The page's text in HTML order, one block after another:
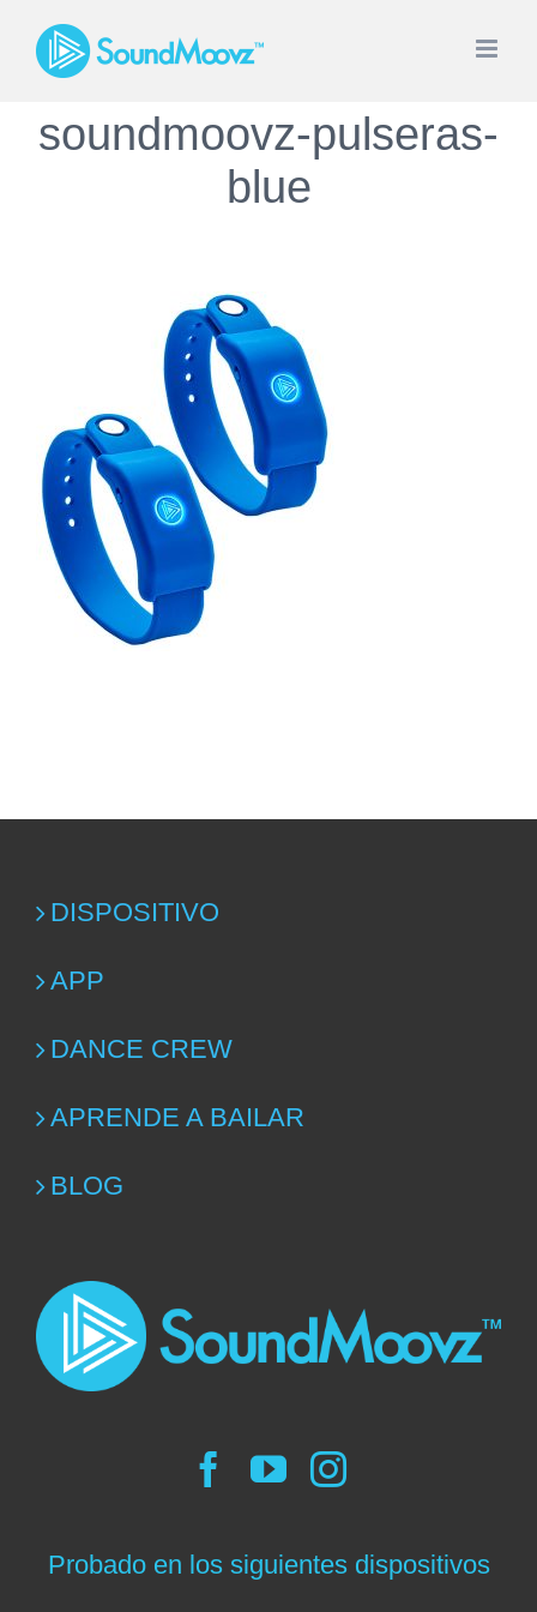
Saltar
soundmoovz-pulseras-
blue
DISPOSITIVO
APP
DANCE CREW
APRENDE A BAILAR
BLOG
Probado en los siguientes dispositivos